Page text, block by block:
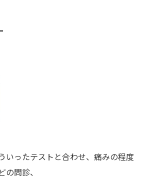
いったテストと合わせ、痛みの程度
問診、